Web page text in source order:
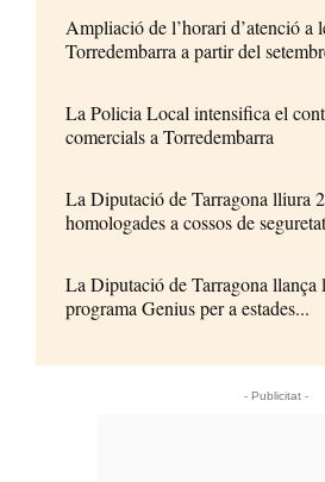
Ampliació de l’horari d’atenció a
Torredembarra a partir del
La Policia Local intensifica el
comercials a Torredembarra
La Diputació de Tarragona lliura
homologades a cossos de
La Diputació de Tarragona llança
programa Genius per a estades...
- Publicitat -